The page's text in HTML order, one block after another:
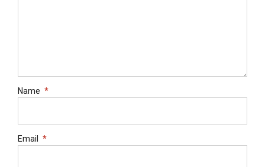
Name *
Email *